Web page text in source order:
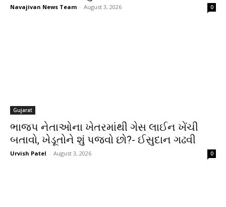
Navajivan News Team - August 3, 2026 0
Gujarat
ભાજપ નેતાઓના ખેતરમાંથી ગેસ લાઈન ખેંચી
બતાવો, ખેડૂતોને શું પજવો છો?- ઈસુદાન ગઢવી
Urvish Patel - August 3, 2026 0